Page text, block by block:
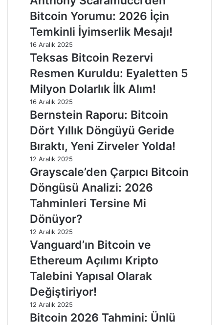
Bitcoin Yorumu: 2026 İçin
Temkinli İyimserlik Mesajı!
16 Aralık 2025
Teksas Bitcoin Rezervi
Resmen Kuruldu: Eyaletten 5
Milyon Dolarlık İlk Alım!
16 Aralık 2025
Bernstein Raporu: Bitcoin
Dört Yıllık Döngüyü Geride
Bıraktı, Yeni Zirveler Yolda!
12 Aralık 2025
Grayscale’den Çarpıcı Bitcoin
Döngüsü Analizi: 2026
Tahminleri Tersine Mi
Dönüyor?
12 Aralık 2025
Vanguard’ın Bitcoin ve
Ethereum Açılımı Kripto
Talebini Yapısal Olarak
Değiştiriyor!
12 Aralık 2025
Bitcoin 2026 Tahmini: Ünlü